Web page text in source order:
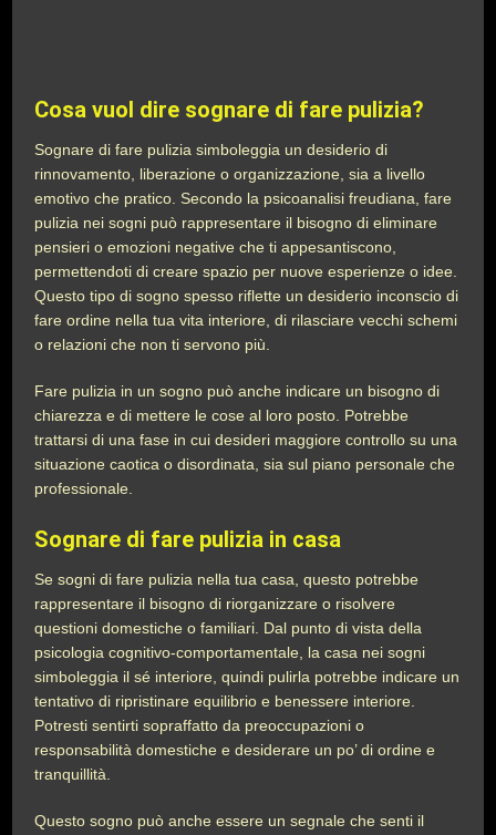
Cosa vuol dire sognare di fare pulizia?
Sognare di fare pulizia simboleggia un desiderio di
rinnovamento, liberazione o organizzazione, sia a livello
emotivo che pratico. Secondo la psicoanalisi freudiana, fare
pulizia nei sogni può rappresentare il bisogno di eliminare
pensieri o emozioni negative che ti appesantiscono,
permettendoti di creare spazio per nuove esperienze o idee.
Questo tipo di sogno spesso riflette un desiderio inconscio di
fare ordine nella tua vita interiore, di rilasciare vecchi schemi
o relazioni che non ti servono più.
Fare pulizia in un sogno può anche indicare un bisogno di
chiarezza e di mettere le cose al loro posto. Potrebbe
trattarsi di una fase in cui desideri maggiore controllo su una
situazione caotica o disordinata, sia sul piano personale che
professionale.
Sognare di fare pulizia in casa
Se sogni di fare pulizia nella tua casa, questo potrebbe
rappresentare il bisogno di riorganizzare o risolvere
questioni domestiche o familiari. Dal punto di vista della
psicologia cognitivo-comportamentale, la casa nei sogni
simboleggia il sé interiore, quindi pulirla potrebbe indicare un
tentativo di ripristinare equilibrio e benessere interiore.
Potresti sentirti sopraffatto da preoccupazioni o
responsabilità domestiche e desiderare un po’ di ordine e
tranquillità.
Questo sogno può anche essere un segnale che senti il